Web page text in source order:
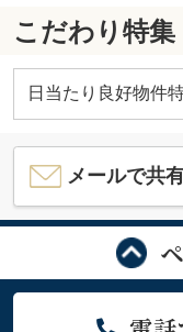
こだわり特集
日当たり良好物件
メールで共